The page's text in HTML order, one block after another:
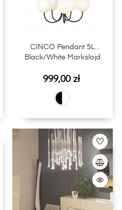
CINCO Pendant 5L
Black/White Markslojd
Cena
999,00 zł